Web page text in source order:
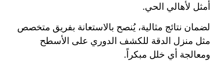
أمثل لأهالي الحي.
لضمان نتائج مثالية، يُنصح بالاستعانة بفريق متخصص
مثل منزل الدقة للكشف الدوري على الأسطح
ومعالجة أي خلل مبكراً.